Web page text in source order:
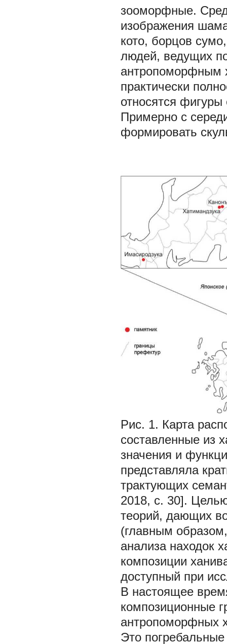
зооморфные.
изображения
кото, борцов
людей, ведущих
антропоморфным
практически
относятся
Примерно с
формировать
Рис. 1. Карта
составленные из
значения и
представляла
трактующих
2018, с. 30].
теорий, дающих
(главным
анализа находок
композиции
доступный при
В настоящее
композиционные
антропоморфных
Это